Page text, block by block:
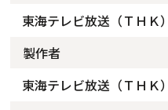
東海テレビ放送（ＴＨＫ）
製作者
東海テレビ放送（ＴＨＫ）